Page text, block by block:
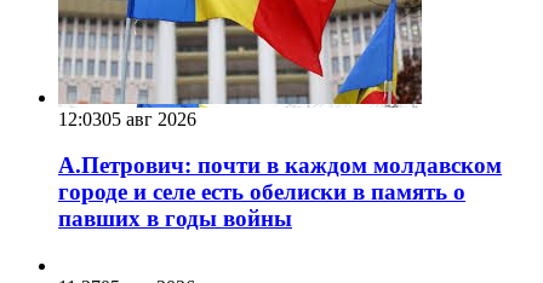
12:0305 авг 2026
А.Петрович: почти в каждом молдавском
городе и селе есть обелиски в память о
павших в годы войны